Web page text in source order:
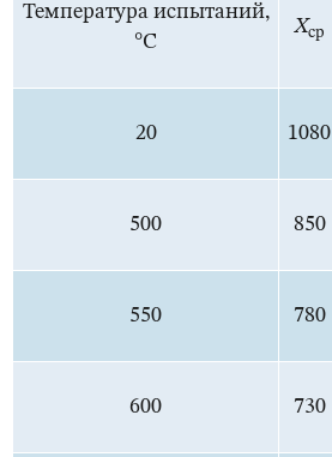
Температура испытаний,
°С
Xср
20 1080
500 850
550 780
600 730